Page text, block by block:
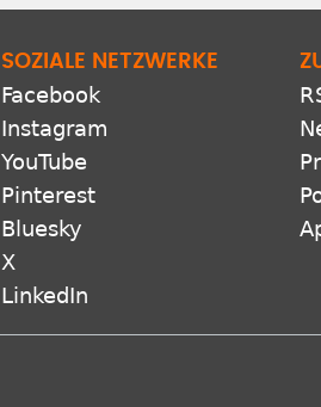
SOZIALE NETZWERKE
Facebook
Instagram
YouTube
Pinterest
Bluesky
X
LinkedIn